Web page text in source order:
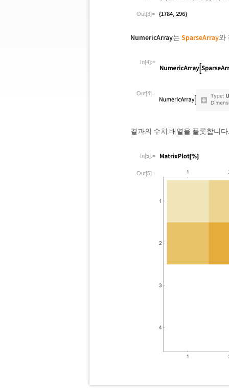
Out[3]=
NumericArray는 SparseArray와
In[4]:=
Out[4]=
결과의 수치 배열을 플롯합니다.
In[5]:=
Out[5]=